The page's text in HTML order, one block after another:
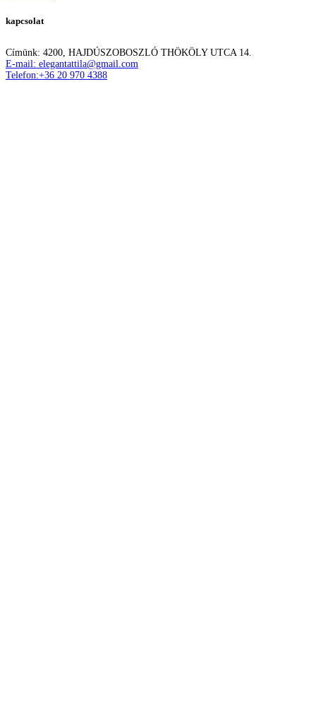
kapcsolat
Címünk: 4200, HAJDÚSZOBOSZLÓ THÖKÖLY UTCA 14.
E-mail: elegantattila@gmail.com
Telefon:+36 20 970 4388